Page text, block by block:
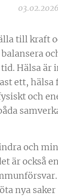
03.02.2026
till kraft
Hälsa är
ett,
och
och
är också
nya